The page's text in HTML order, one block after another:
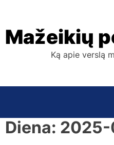
the
content
Mažeikių
Ką apie verslą
Diena: 2025-